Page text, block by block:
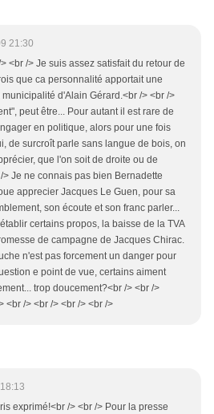
21:30
<br /> Je suis assez satisfait du retour de
que ca personnalité apportait une
d'Alain Gérard.<br /> <br />
peut être... Pour autant il est rare de
en politique, alors pour une fois
de surcroît parle sans langue de bois, on
que l'on soit de droite ou de
> Je ne connais pas bien Bernadette
apprecier Jacques Le Guen, pour sa
son écoute et son franc parler...
certains propos, la baisse de la TVA
de campagne de Jacques Chirac.
n'est pas forcement un danger pour
e point de vue, certains aiment
trop doucement?<br /> <br />
<br /> <br /> <br /> <br />
exprimé!<br /> <br /> Pour la presse